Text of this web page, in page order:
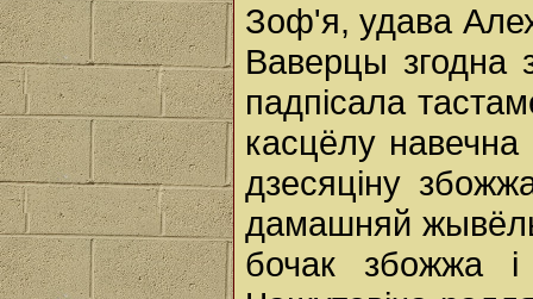
Зоф'я, удава
Ваверцы згодна
падпісала
касцёлу
дзесяціну
дамашняй
бочак збожжа